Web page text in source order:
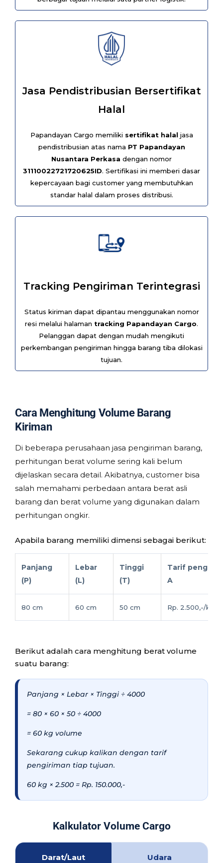
Jasa Pendistribusian Bersertifikat
Halal
Papandayan Cargo memiliki sertifikat halal jasa
pendistribusian atas nama PT Papandayan
Nusantara Perkasa dengan nomor
31110022721720625ID. Sertifikasi ini memberi dasar
kepercayaan bagi customer yang membutuhkan
standar halal dalam proses distribusi.
Tracking Pengiriman Terintegrasi
Status kiriman dapat dipantau menggunakan nomor
resi melalui halaman tracking Papandayan Cargo.
Pelanggan dapat dengan mudah mengikuti
perkembangan pengiriman hingga barang tiba dilokasi
tujuan.
Cara Menghitung Volume Barang
Kiriman
Di beberapa perusahaan jasa pengiriman barang,
perhitungan berat volume sering kali belum
dijelaskan secara detail. Akibatnya, customer bisa
salah memahami perbedaan antara berat asli
barang dan berat volume yang digunakan dalam
perhitungan ongkir.
Apabila barang memiliki dimensi sebagai berikut:
Panjang
(P)
Lebar
(L)
Tinggi
(T)
Tarif
A
80 cm 60 cm 50 cm Rp. 2.500,-/kg
Berikut adalah cara menghitung berat volume
suatu barang:
Panjang × Lebar × Tinggi ÷ 4000
= 80 × 60 × 50 ÷ 4000
= 60 kg volume
Sekarang cukup kalikan dengan tarif
pengiriman tiap tujuan.
60 kg × 2.500 = Rp. 150.000,-
Kalkulator Volume Cargo
Darat/Laut Udara